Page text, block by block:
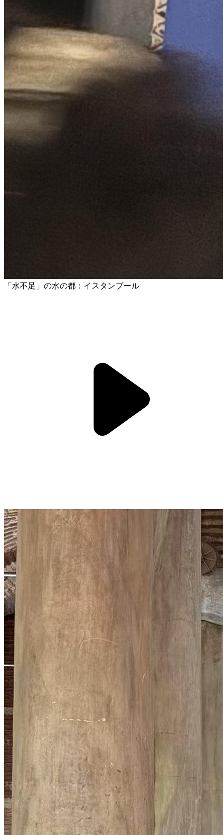
「水不足」の水の都：イスタンブール